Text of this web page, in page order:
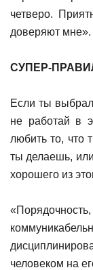
четверо.
доверяют мне».
СУПЕР-
Если ты
не работай в
любить то, что
ты делаешь,
хорошего из
человеком на